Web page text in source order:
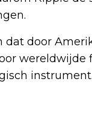
door
wereldwijde
instrument.